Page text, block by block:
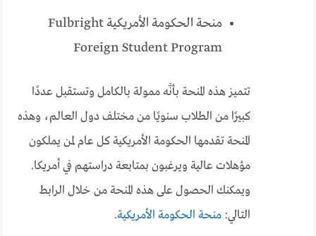
منحة الحكومة الأمريكية Fulbright
Foreign Student Program
تتميز هذه المنحة بأنَّه ممولة بالكامل وتستقبل عددًا
كبيرًا من الطلاب سنويًا من مختلف دول العالم، وهذه
المنحة تقدمها الحكومة الأمريكية كل عام لمن يملكون
مؤهلات عالية ويرغبون بمتابعة دراستهم في أمريكا.
ويمكنك الحصول على هذه المنحة من خلال الرابط
التالي: منحة الحكومة الأمريكية.